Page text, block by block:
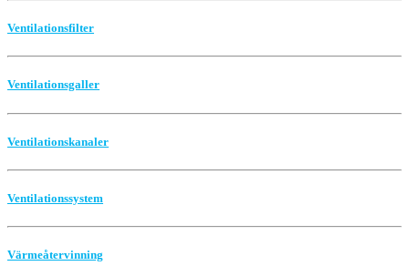
Ventilationsfilter
Ventilationsgaller
Ventilationskanaler
Ventilationssystem
Värmeåtervinning